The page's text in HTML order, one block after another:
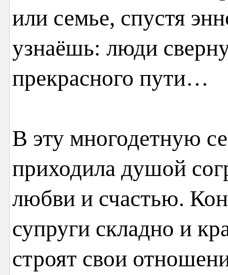
или семье, спустя
узнаёшь: люди
прекрасного пути…
В эту многодетную
приходила душой
любви и счастью.
супруги складно и
строят свои